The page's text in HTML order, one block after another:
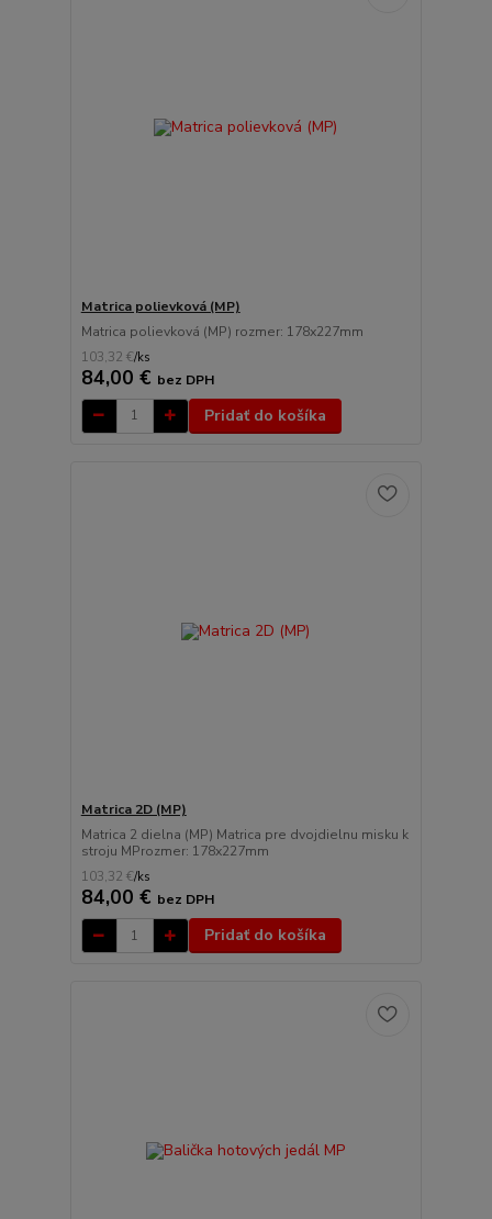
Matrica polievková (MP)
Matrica polievková (MP) rozmer: 178x227mm
103,32 €/ks
84,00 € bez DPH
Pridať do košíka
Matrica 2D (MP)
Matrica 2 dielna (MP) Matrica pre dvojdielnu misku k
stroju MProzmer: 178x227mm
103,32 €/ks
84,00 € bez DPH
Pridať do košíka